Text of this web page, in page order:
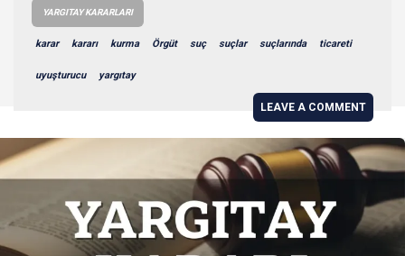
YARGITAY KARARLARI
karar kararı kurma Örgüt suç suçlar suçlarında ticareti
uyuşturucu yargıtay
LEAVE A COMMENT